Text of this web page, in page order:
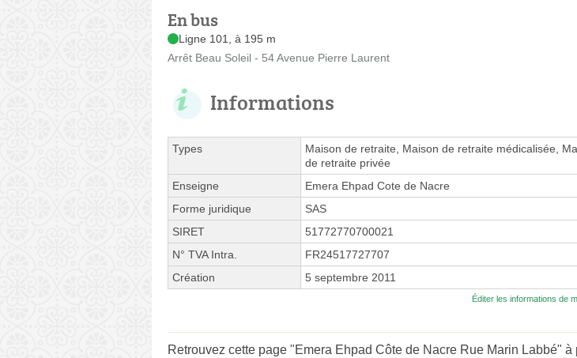
En bus
Ligne 101, à 195 m
Arrêt Beau Soleil - 54 Avenue Pierre Laurent
Informations
Types
Maison de retraite, Maison de retraite médicalisée,
de retraite privée
Enseigne
Emera Ehpad Cote de Nacre
Forme juridique
SAS
SIRET
51772770700021
N° TVA Intra.
FR24517727707
Création
5 septembre 2011
Éditer les informations de
Retrouvez cette page "Emera Ehpad Côte de Nacre Rue Marin Labbé" à